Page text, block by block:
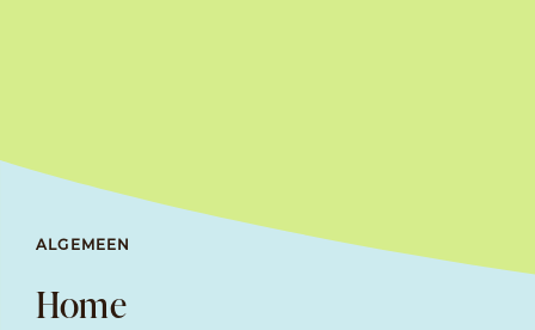
ALGEMEEN
Home